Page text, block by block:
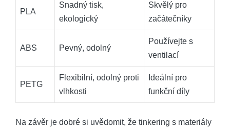
PLA
Snadný tisk,
ekologický
Skvělý pro
začátečníky
ABS Pevný, odolný
Používejte s
ventilací
PETG
Flexibilní, odolný proti
vlhkosti
Ideální pro
funkční díly
Na závěr je dobré si uvědomit, že tinkering s materiály